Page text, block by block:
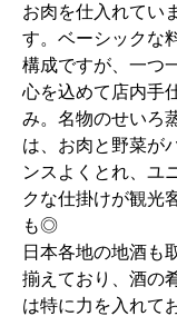
お肉を仕入れていま
す。ベーシックな
構成ですが、一つ
心を込めて店内手
み。名物のせいろ
は、お肉と野菜が
ンスよくとれ、ユ
クな仕掛けが観光
も◎
日本各地の地酒も
揃えており、酒の
は特に力を入れて